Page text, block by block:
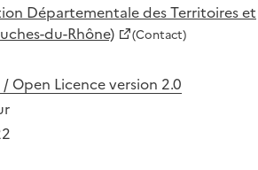
Départementale des Territoires et
du-Rhône)
(Contact)
Open Licence version 2.0